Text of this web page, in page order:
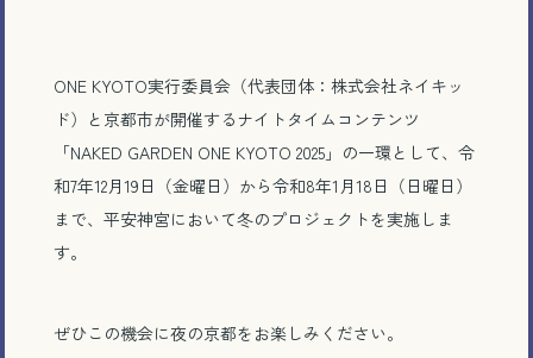
ONE KYOTO実行委員会（代表団体：株式会社ネイキッ
ド）と京都市が開催するナイトタイムコンテンツ
「NAKED GARDEN ONE KYOTO 2025」の一環として、令
和7年12月19日（金曜日）から令和8年1月18日（日曜日）
まで、平安神宮において冬のプロジェクトを実施しま
す。
ぜひこの機会に夜の京都をお楽しみください。